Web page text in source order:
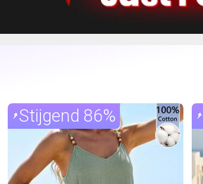
Stijgend 86%